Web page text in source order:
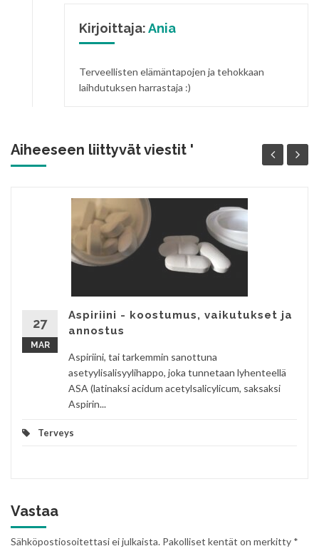
Kirjoittaja:Ania
Terveellisten elämäntapojen ja tehokkaan
laihdutuksen harrastaja :)
Aiheeseen liittyvät viestit '
27
MAR
Aspiriini - koostumus, vaikutukset ja
annostus
Aspiriini, tai tarkemmin sanottuna
asetyylisalisyylihappo, joka tunnetaan lyhenteellä
ASA (latinaksi acidum acetylsalicylicum, saksaksi
Aspirin...
Terveys
Vastaa
Sähköpostiosoitettasi ei julkaista. Pakolliset kentät on merkitty *